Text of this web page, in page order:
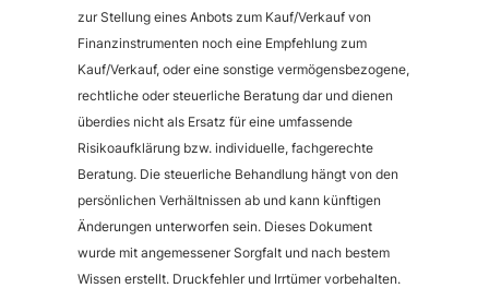
zur Stellung eines Anbots zum Kauf/Verkauf von
Finanzinstrumenten noch eine Empfehlung zum
Kauf/Verkauf, oder eine sonstige vermögensbezogene,
rechtliche oder steuerliche Beratung dar und dienen
überdies nicht als Ersatz für eine umfassende
Risikoaufklärung bzw. individuelle, fachgerechte
Beratung. Die steuerliche Behandlung hängt von den
persönlichen Verhältnissen ab und kann künftigen
Änderungen unterworfen sein. Dieses Dokument
wurde mit angemessener Sorgfalt und nach bestem
Wissen erstellt. Druckfehler und Irrtümer vorbehalten.